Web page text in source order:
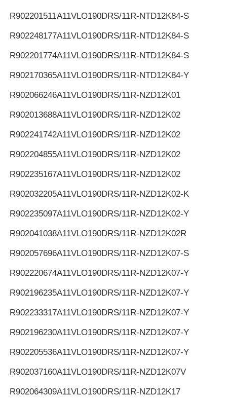
R902201511A11VLO190DRS/11R-NTD12K84-S
R902248177A11VLO190DRS/11R-NTD12K84-S
R902201774A11VLO190DRS/11R-NTD12K84-S
R902170365A11VLO190DRS/11R-NTD12K84-Y
R902066246A11VLO190DRS/11R-NZD12K01
R902013688A11VLO190DRS/11R-NZD12K02
R902241742A11VLO190DRS/11R-NZD12K02
R902204855A11VLO190DRS/11R-NZD12K02
R902235167A11VLO190DRS/11R-NZD12K02
R902032205A11VLO190DRS/11R-NZD12K02-K
R902235097A11VLO190DRS/11R-NZD12K02-Y
R902041038A11VLO190DRS/11R-NZD12K02R
R902057696A11VLO190DRS/11R-NZD12K07-S
R902220674A11VLO190DRS/11R-NZD12K07-Y
R902196235A11VLO190DRS/11R-NZD12K07-Y
R902233317A11VLO190DRS/11R-NZD12K07-Y
R902196230A11VLO190DRS/11R-NZD12K07-Y
R902205536A11VLO190DRS/11R-NZD12K07-Y
R902037160A11VLO190DRS/11R-NZD12K07V
R902064309A11VLO190DRS/11R-NZD12K17